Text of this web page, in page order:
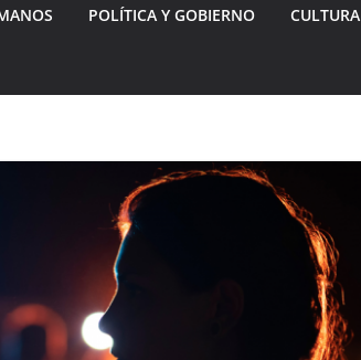
POLÍTICA Y GOBIERNO CULTURA